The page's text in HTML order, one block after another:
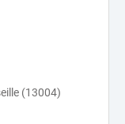
(13004)